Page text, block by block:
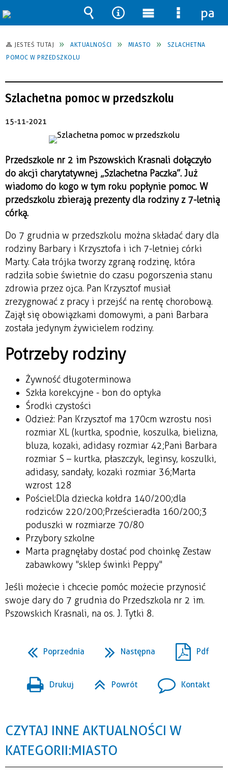
JESTEŚ TUTAJ AKTUALNOŚCI MIASTO
SZLACHETNA
POMOC W PRZEDSZKOLU
Szlachetna pomoc w przedszkolu
15-11-2021
Przedszkole nr 2 im Pszowskich Krasnali dołączyło
do akcji charytatywnej „Szlachetna Paczka”. Już
wiadomo do kogo w tym roku popłynie pomoc. W
przedszkolu zbierają prezenty dla rodziny z 7-letnią
córką.
Do 7 grudnia w przedszkolu można składać dary dla
rodziny Barbary i Krzysztofa i ich 7-letniej córki
Marty. Cała trójka tworzy zgraną rodzinę, która
radziła sobie świetnie do czasu pogorszenia stanu
zdrowia przez ojca. Pan Krzysztof musiał
zrezygnować z pracy i przejść na rentę chorobową.
Zajął się obowiązkami domowymi, a pani Barbara
została jedynym żywicielem rodziny.
Potrzeby rodziny
Żywność długoterminowa
Szkła korekcyjne - bon do optyka
Środki czystości
Odzież: Pan Krzysztof ma 170cm wzrostu nosi
rozmiar XL (kurtka, spodnie, koszulka, bielizna,
bluza, kozaki, adidasy rozmiar 42; Pani Barbara
rozmiar S – kurtka, płaszczyk, leginsy, koszulki,
adidasy, sandały, kozaki rozmiar 36; Marta
wzrost 128
Pościel: Dla dziecka kołdra 140/200; dla
rodziców 220/200; Prześcieradła 160/200; 3
poduszki w rozmiarze 70/80
Przybory szkolne
Marta pragnęłaby dostać pod choinkę Zestaw
zabawkowy "sklep świnki Peppy"
Jeśli możecie i chcecie pomóc możecie przynosić
swoje dary do 7 grudnia do Przedszkola nr 2 im.
Pszowskich Krasnali, na os. J. Tytki 8.
Poprzednia Następna Pdf
Drukuj Powrót Kontakt
CZYTAJ INNE AKTUALNOŚCI W
KATEGORII: MIASTO
Wyszukiwarka
Narzędzia
Menu
główne
Menu